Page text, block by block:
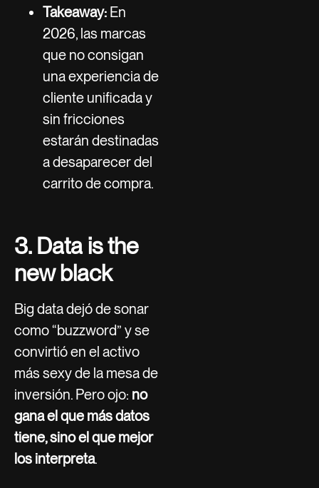
Takeaway: En
2026, las marcas
que no consigan
una experiencia de
cliente unificada y
sin fricciones
estarán destinadas
a desaparecer del
carrito de compra.
3. Data is the
new black
Big data dejó de sonar
como “buzzword” y se
convirtió en el activo
más sexy de la mesa de
inversión. Pero ojo: no
gana el que más datos
tiene, sino el que mejor
los interpreta.